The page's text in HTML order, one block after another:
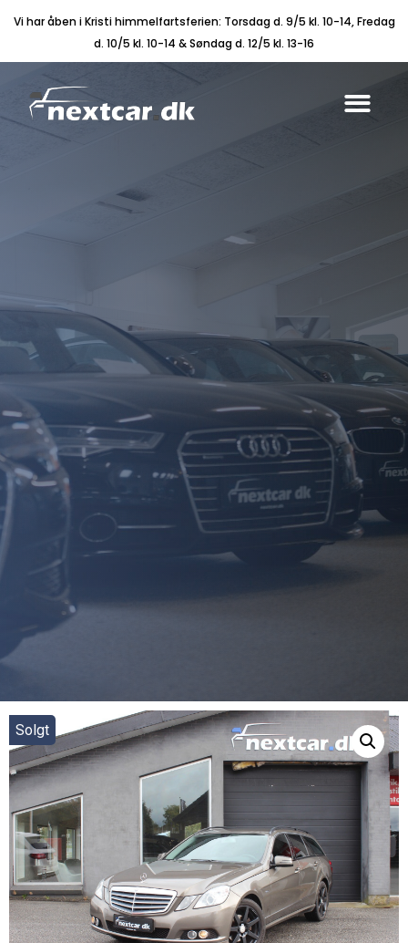
Vi har åben i Kristi himmelfartsferien: Torsdag d. 9/5 kl. 10-14, Fredag
d. 10/5 kl. 10-14 & Søndag d. 12/5 kl. 13-16
Solgt